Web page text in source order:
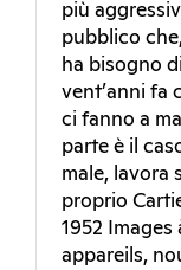
più
pubblico
ha bisogno
vent’anni fa
ci fanno a
parte è il
male, lavora
proprio
1952 Images
appareils,